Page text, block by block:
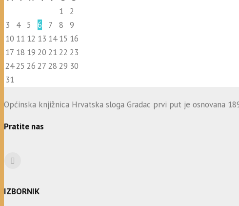
1
2
3
4 5 6 7 8
9
10 11 12 13 14 15 16
17 18 19 20 21 22 23
2425 26 27 28 29 30
31
Općinska knjižnica Hrvatska sloga Gradac prvi put je osnovana
Pratite nas
IZBORNIK